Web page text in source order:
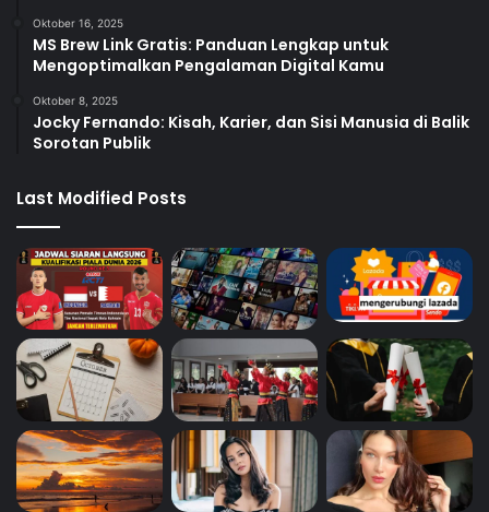
Oktober 16, 2025
MS Brew Link Gratis: Panduan Lengkap untuk
Mengoptimalkan Pengalaman Digital Kamu
Oktober 8, 2025
Jocky Fernando: Kisah, Karier, dan Sisi Manusia di Balik
Sorotan Publik
Last Modified Posts